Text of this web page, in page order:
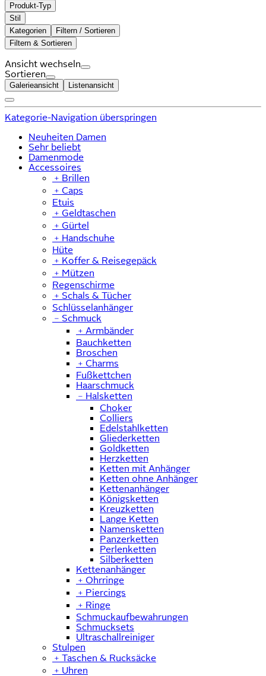
Produkt-Typ
Stil
Kategorien
Filtern / Sortieren
Filtern & Sortieren
Ansicht wechseln
Sortieren
Galerieansicht Listenansicht
Kategorie-Navigation überspringen
Neuheiten Damen
Sehr beliebt
Damenmode
Accessoires
﹢ Brillen
﹢ Caps
Etuis
﹢ Geldtaschen
﹢ Gürtel
﹢ Handschuhe
Hüte
﹢ Koffer & Reisegepäck
﹢ Mützen
Regenschirme
﹢ Schals & Tücher
Schlüsselanhänger
﹣ Schmuck
﹢ Armbänder
Bauchketten
Broschen
﹢ Charms
Fußkettchen
Haarschmuck
﹣ Halsketten
Choker
Colliers
Edelstahlketten
Gliederketten
Goldketten
Herzketten
Ketten mit Anhänger
Ketten ohne Anhänger
Kettenanhänger
Königsketten
Kreuzketten
Lange Ketten
Namensketten
Panzerketten
Perlenketten
Silberketten
Kettenanhänger
﹢ Ohrringe
﹢ Piercings
﹢ Ringe
Schmuckaufbewahrungen
Schmucksets
Ultraschallreiniger
Stulpen
﹢ Taschen & Rucksäcke
﹢ Uhren